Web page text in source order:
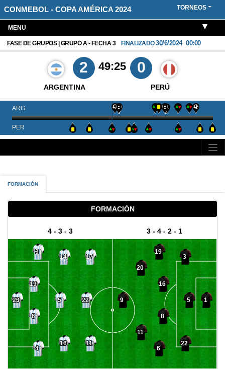
CONMEBOL - COPA AMÉRICA 2024 TORNEOS
MENU
FASE DE GRUPOS | GRUPO A - FECHA 3 FINALIZADO30/6/2024 00:00
ARGENTINA
2 49:25 0
PERÚ
ARG
PER
FORMACIÓN
FORMACIÓN
4 - 3 - 3
23
3
19
6
4
14
5
16
17
22
11
3 - 4 - 2 - 1
1
3
5
22
19
16
8
6
20
11
9